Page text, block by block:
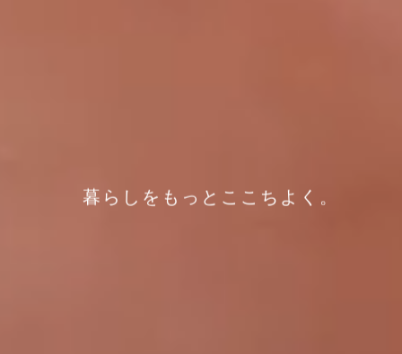
暮らしをもっとここちよく。